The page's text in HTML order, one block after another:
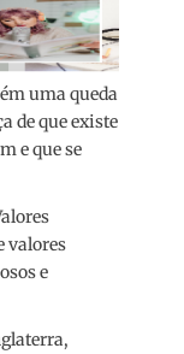
uma queda
de que existe
e que se
valores
e